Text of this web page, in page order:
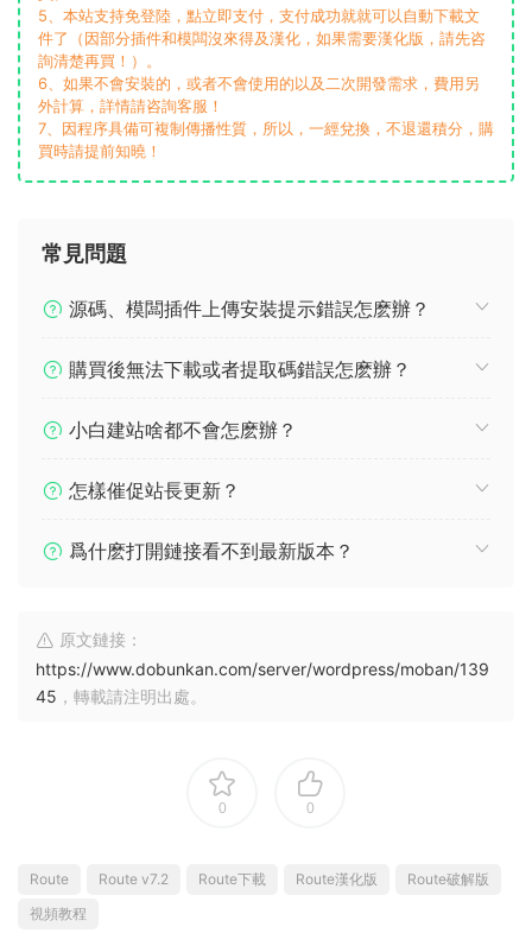
5、本站支持免登陸，點立即支付，支付成功就就可以自動下載文
件了（因部分插件和模闆沒來得及漢化，如果需要漢化版，請先咨
詢清楚再買！）。
6、如果不會安裝的，或者不會使用的以及二次開發需求，費用另
外計算，詳情請咨詢客服！
7、因程序具備可複制傳播性質，所以，一經兌換，不退還積分，購
買時請提前知曉！
常見問題
源碼、模闆插件上傳安裝提示錯誤怎麽辦？
購買後無法下載或者提取碼錯誤怎麽辦？
小白建站啥都不會怎麽辦？
怎樣催促站長更新？
爲什麽打開鏈接看不到最新版本？
原文鏈接：
https://www.dobunkan.com/server/wordpress/moban/139
45 ，轉載請注明出處。
0 0
Route Route v7.2 Route下載 Route漢化版
Route破解版
視頻教程